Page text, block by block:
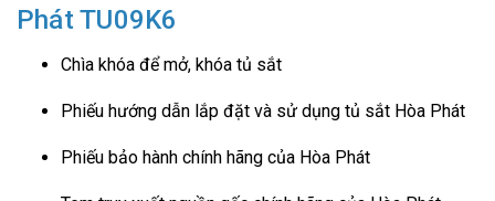
Phát TU09K6
Chìa khóa để mở, khóa tủ sắt
Phiếu hướng dẫn lắp đặt và sử dụng tủ sắt Hòa Phát
Phiếu bảo hành chính hãng của Hòa Phát